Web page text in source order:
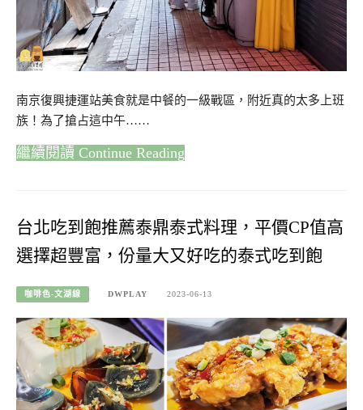
南京復興捷運站美食就是中餐的一級戰區，附近真的太多上班
族！為了搶占這中午……
Continue Reading
台北吃到飽推薦泰鼎泰式料理，平價CP值高
選擇超豐富，份量大又好吃的泰式吃到飽
咖啡色-文湖線 DWPLAY 2023-06-13